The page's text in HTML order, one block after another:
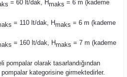
= 60 lt/dak, Hmaks = 6 m (kademe
= 110 lt/dak, Hmaks = 6 m (kademe
= 160 lt/dak, Hmaks = 7 m (kademe
pompalar olarak tasarlandığından
kategorisine girmektedirler.